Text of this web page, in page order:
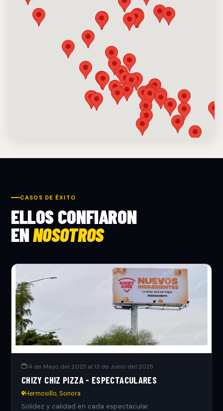
CASOS DE ÉXITO
ELLOS CONFIARON
ENNOSOTROS
14 de Mayo del 2025 al 13 de Junio del 2025
CHIZY CHIZ PIZZA - ESPECTACULARES
Hermosillo, Sonora
Solidez y calidad en cada espectacular.